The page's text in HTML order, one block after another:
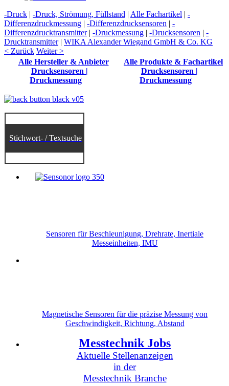
-Druck | -Druck, Strömung, Füllstand | Alle Fachartikel | -
Differenzdruckmessung | -Differenzdrucksensoren | -
Differenzdrucktransmitter| -Druckmessung | -Drucksensoren | -
Drucktransmitter| WIKA Alexander Wiegand GmbH & Co. KG
< Zurück Weiter >
Alle Hersteller & Anbieter
Drucksensoren |
Druckmessung
Alle Produkte & Fachartikel
Drucksensoren |
Druckmessung
Stichwort- / Textsuche
Sensoren für Beschleunigung, Drehrate, Inertiale
Messeinheiten, IMU
Magnetische Sensoren für die präzise Messung von
Geschwindigkeit, Richtung, Abstand
Messtechnik Jobs
Aktuelle Stellenanzeigen
in der
Messtechnik Branche